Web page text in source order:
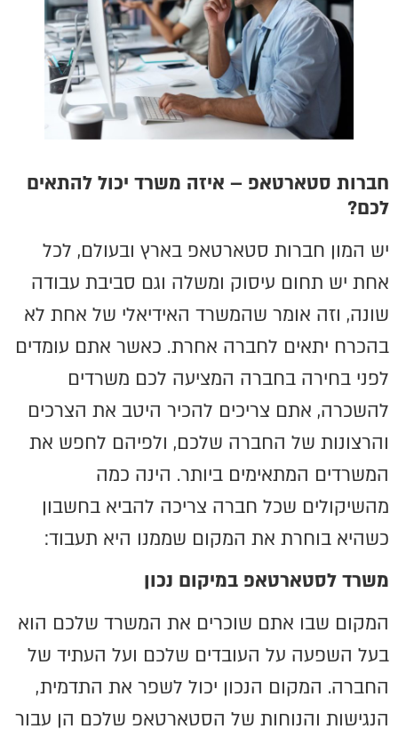
חברות סטארטאפ – איזה משרד יכול להתאים
לכם?
יש המון חברות סטארטאפ בארץ ובעולם, לכל
אחת יש תחום עיסוק ומשלה וגם סביבת עבודה
שונה, וזה אומר שהמשרד האידיאלי של אחת לא
בהכרח יתאים לחברה אחרת. כאשר אתם עומדים
לפני בחירה בחברה המציעה לכם משרדים
להשכרה, אתם צריכים להכיר היטב את הצרכים
והרצונות של החברה שלכם, ולפיהם לחפש את
המשרדים המתאימים ביותר. הינה כמה
מהשיקולים שכל חברה צריכה להביא בחשבון
כשהיא בוחרת את המקום שממנו היא תעבוד:
משרד לסטארטאפ במיקום נכון
המקום שבו אתם שוכרים את המשרד שלכם הוא
בעל השפעה על העובדים שלכם ועל העתיד של
החברה. המקום הנכון יכול לשפר את התדמית,
הנגישות והנוחות של הסטארטאפ שלכם הן עבור